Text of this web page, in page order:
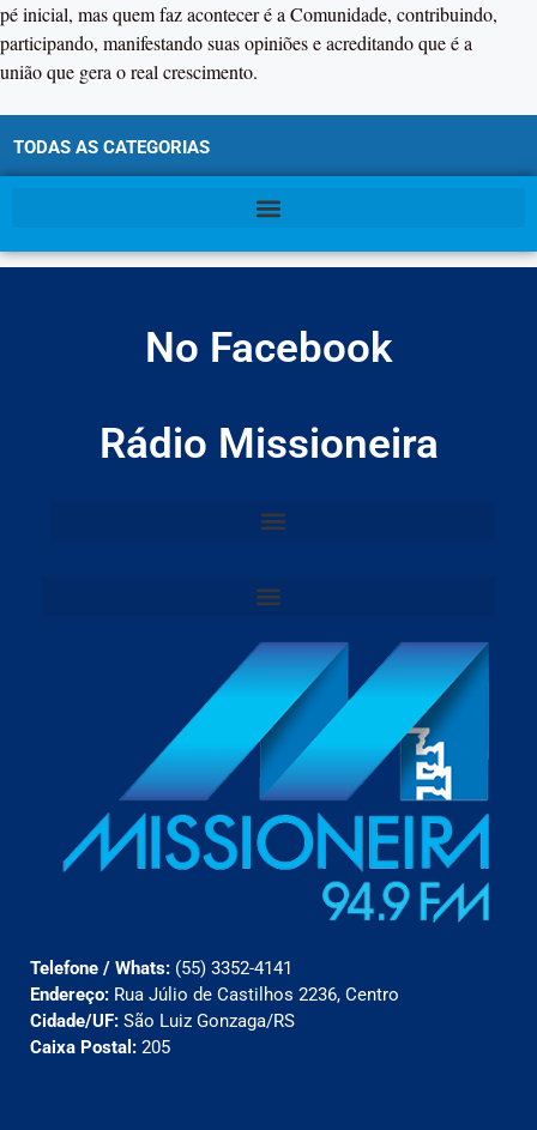
pé inicial, mas quem faz acontecer é a Comunidade, contribuindo,
participando, manifestando suas opiniões e acreditando que é a
união que gera o real crescimento.
TODAS AS CATEGORIAS
No Facebook
Rádio Missioneira
Telefone / Whats: (55) 3352-4141
Endereço: Rua Júlio de Castilhos 2236, Centro
Cidade/UF: São Luiz Gonzaga/RS
Caixa Postal: 205